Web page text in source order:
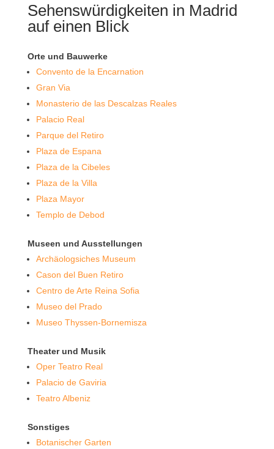
Sehenswürdigkeiten in Madrid
auf einen Blick
Orte und Bauwerke
Convento de la Encarnation
Gran Via
Monasterio de las Descalzas Reales
Palacio Real
Parque del Retiro
Plaza de Espana
Plaza de la Cibeles
Plaza de la Villa
Plaza Mayor
Templo de Debod
Museen und Ausstellungen
Archäologsiches Museum
Cason del Buen Retiro
Centro de Arte Reina Sofia
Museo del Prado
Museo Thyssen-Bornemisza
Theater und Musik
Oper Teatro Real
Palacio de Gaviria
Teatro Albeniz
Sonstiges
Botanischer Garten